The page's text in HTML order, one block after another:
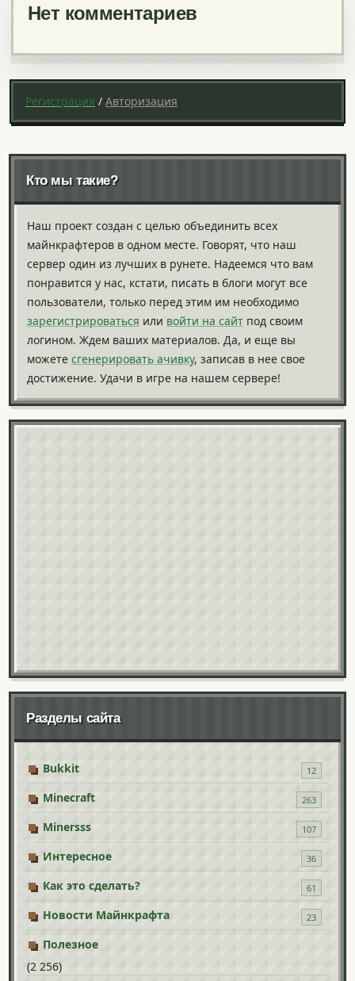
Нет комментариев
Регистрация / Авторизация
Кто мы такие?
Наш проект создан с целью объединить всех
майнкрафтеров в одном месте. Говорят, что наш
сервер один из лучших в рунете. Надеемся что вам
понравится у нас, кстати, писать в блоги могут все
пользователи, только перед этим им необходимо
зарегистрироваться или войти на сайт под своим
логином. Ждем ваших материалов. Да, и еще вы
можете сгенерировать ачивку, записав в нее свое
достижение. Удачи в игре на нашем сервере!
Разделы сайта
Bukkit 12
Minecraft 263
Minersss 107
Интересное 36
Как это сделать? 61
Новости Майнкрафта 23
Полезное
(2 256)